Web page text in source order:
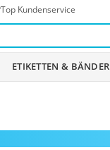
Top Kundenservice
ETIKETTEN & BÄNDER